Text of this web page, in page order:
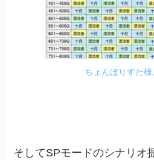
ちょんぼりすた様
そしてSPモードのシナリオ